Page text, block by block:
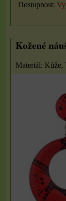
Dostupnost:
Kožené
Materiál: Kůže,